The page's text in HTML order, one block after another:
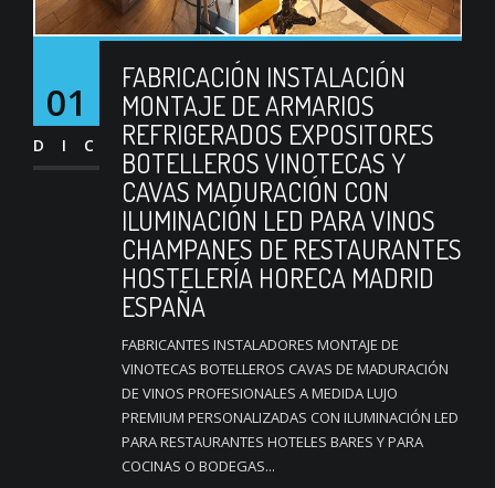
01
DIC
FABRICACIÓN INSTALACIÓN
MONTAJE DE ARMARIOS
REFRIGERADOS EXPOSITORES
BOTELLEROS VINOTECAS Y
CAVAS MADURACIÓN CON
ILUMINACIÓN LED PARA VINOS
CHAMPANES DE RESTAURANTES
HOSTELERÍA HORECA MADRID
ESPAÑA
FABRICANTES INSTALADORES MONTAJE DE
VINOTECAS BOTELLEROS CAVAS DE MADURACIÓN
DE VINOS PROFESIONALES A MEDIDA LUJO
PREMIUM PERSONALIZADAS CON ILUMINACIÓN LED
PARA RESTAURANTES HOTELES BARES Y PARA
COCINAS O BODEGAS...